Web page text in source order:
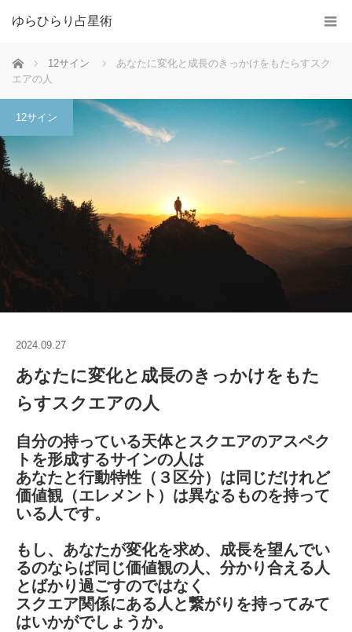
ゆらひらり占星術
ホーム 12サイン
あなたに変化と成長のきっかけをもたらすスク
エアの人
12サイン
2024.09.27
あなたに変化と成長のきっかけをもた
らすスクエアの人
自分の持っている天体とスクエアのアスペク
トを形成するサインの人は
あなたと行動特性（３区分）は同じだけれど
価値観（エレメント）は異なるものを持って
いる人です。
もし、あなたが変化を求め、成長を望んでい
るのならば同じ価値観の人、分かり合える人
とばかり過ごすのではなく
スクエア関係にある人と繋がりを持ってみて
はいかがでしょうか。